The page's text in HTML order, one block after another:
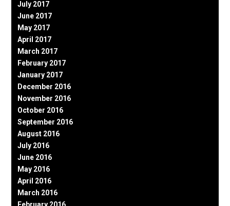
July 2017
June 2017
May 2017
April 2017
March 2017
February 2017
January 2017
December 2016
November 2016
October 2016
September 2016
August 2016
July 2016
June 2016
May 2016
April 2016
March 2016
February 2016